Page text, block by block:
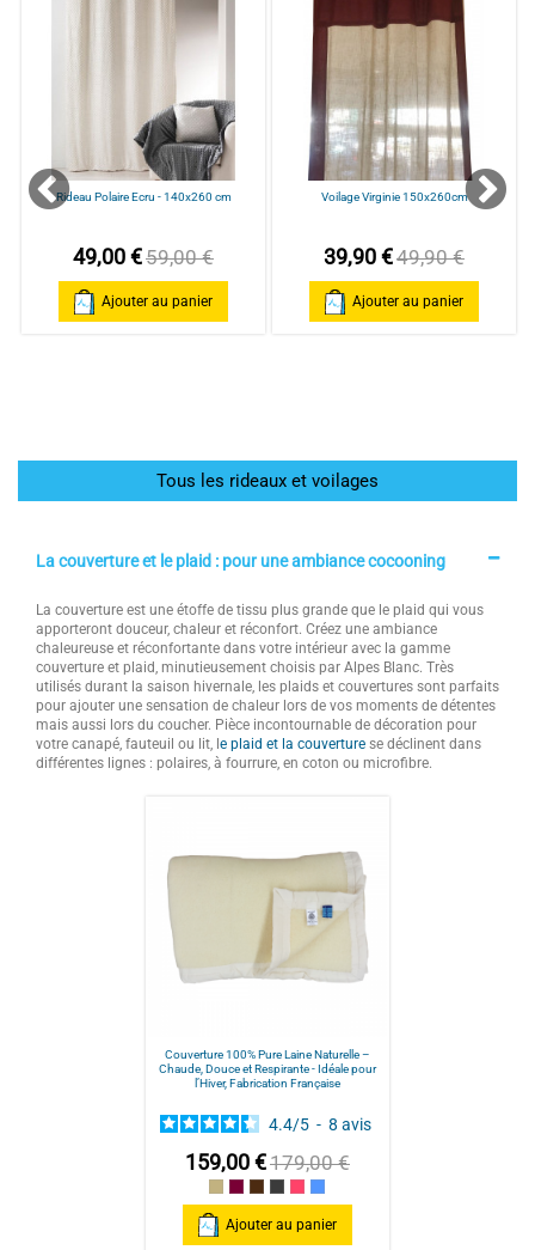
Rideau Polaire Ecru - 140x260 cm
49,00 €59,00 €
Ajouter au panier
Voilage Virginie 150x260cm
39,90 €49,90 €
Ajouter au panier
Tous les rideaux et voilages
La couverture et le plaid : pour une ambiance cocooning
La couverture est une étoffe de tissu plus grande que le plaid qui vous
apporteront douceur, chaleur et réconfort. Créez une ambiance
chaleureuse et réconfortante dans votre intérieur avec la gamme
couverture et plaid, minutieusement choisis par Alpes Blanc. Très
utilisés durant la saison hivernale, les plaids et couvertures sont parfaits
pour ajouter une sensation de chaleur lors de vos moments de détentes
mais aussi lors du coucher. Pièce incontournable de décoration pour
votre canapé, fauteuil ou lit, le plaid et la couverture se déclinent dans
différentes lignes : polaires, à fourrure, en coton ou microfibre.
Couverture 100% Pure Laine Naturelle –
Chaude, Douce et Respirante - Idéale pour
l’Hiver, Fabrication Française
4.4/5 - 8 avis
159,00 €179,00 €
Ecruprune / écru
chocolat / écru
gris / écru
Fuchsia / écru
Bleu / écru
Ajouter au panier